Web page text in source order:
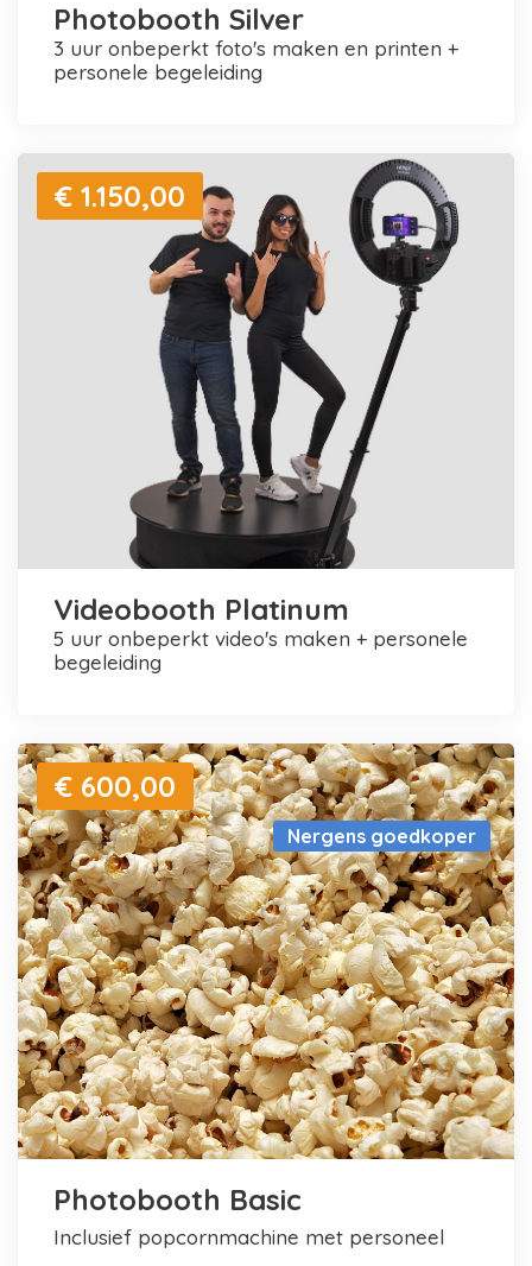
Photobooth Silver
3 uur onbeperkt foto's maken en printen +
personele begeleiding
€ 1.150,00
Videobooth Platinum
5 uur onbeperkt video's maken + personele
begeleiding
Nergens goedkoper
€ 600,00
Photobooth Basic
inclusief popcornmachine met personeel